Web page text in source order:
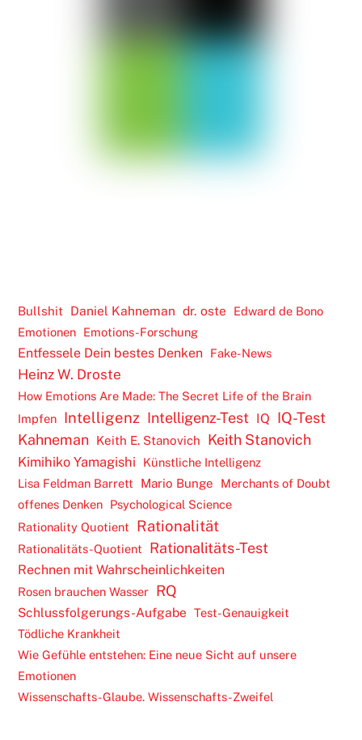
Bullshit Daniel Kahneman dr. oste
Edward de Bono
Emotionen Emotions-Forschung
Entfessele Dein bestes Denken Fake-News
Heinz W. Droste
How Emotions Are Made: The Secret Life of the Brain
Impfen Intelligenz Intelligenz-Test IQ IQ-Test
Kahneman Keith E. Stanovich Keith Stanovich
Kimihiko Yamagishi
Künstliche Intelligenz
Lisa Feldman Barrett
Mario Bunge
Merchants of Doubt
offenes Denken Psychological Science
Rationality Quotient
Rationalität
Rationalitäts-Quotient Rationalitäts-Test
Rechnen mit Wahrscheinlichkeiten
Rosen brauchen Wasser RQ
Schlussfolgerungs-Aufgabe
Test-Genauigkeit
Tödliche Krankheit
Wie Gefühle entstehen: Eine neue Sicht auf unsere
Emotionen
Wissenschafts-Glaube. Wissenschafts-Zweifel